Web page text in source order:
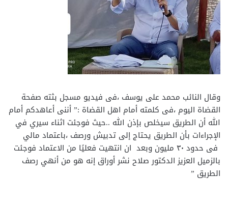
وقال النائب محمد على يوسف ،فى فيديو مسجل بثته صفحة
القضاة اليوم ،فى كلمته أمام اهل القضاة :” أننى أعاهدكم أمام
الله أن الطريق سيخلص بإذن الله ..حيث فوجئت اثناء سيري في
الإجراءات بأن الطريق يحتاج إلى تدبيش ورصف ،باعتماد مالي
فى حدود ٣٠ مليون وبعد ان انتهيت فعليًا من الاعتماد فوجئت
بالزميل العزيز الدكتور صلاح نشر أوراق إنه هو من أنهي رصف
الطريق ”